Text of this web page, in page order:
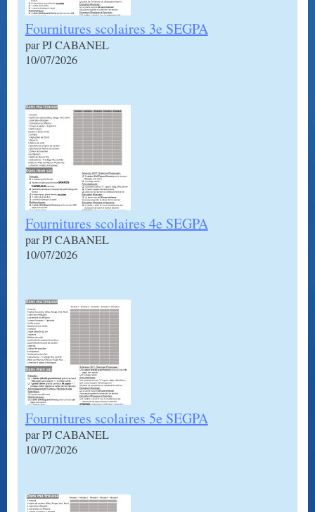
Fournitures scolaires 3e SEGPA
par PJ CABANEL
10/07/2026
Fournitures scolaires 4e SEGPA
par PJ CABANEL
10/07/2026
Fournitures scolaires 5e SEGPA
par PJ CABANEL
10/07/2026